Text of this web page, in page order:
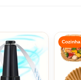
Cozinha